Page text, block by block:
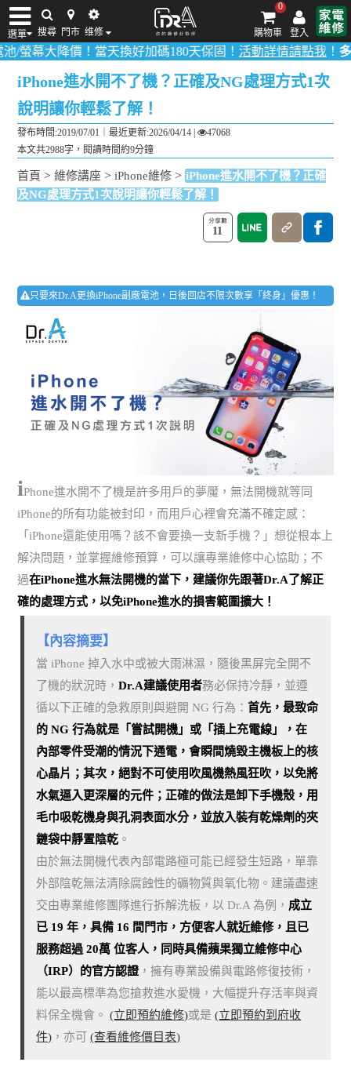
選單 搜尋 門市 维修 登入
0
購物車
iPhone維修/價格 筆電維修/價格 Android手機維修/價格 MacBook維修/價
！當天換好加碼180天保固！活動詳情請點我！多數品項0元
iPhone進水開不了機？正確及NG處理方式1次
說明讓你輕鬆了解！
發布時間:2019/07/01｜最近更新:2026/04/14 |
47068
本文共2988字，閱讀時間約9分鐘
首頁 >維修講座 >iPhone維修 > iPhone進水開不了機？正確
及NG處理方式1次說明讓你輕鬆了解！
11
只要來Dr.A更換iPhone副廠電池，日後回店不限次數享「終身」優惠！
iPhone進水開不了機是許多用戶的夢魘，無法開機就等同
iPhone的所有功能被封印，而用戶心裡會充滿不確定感：
「iPhone還能使用嗎？該不會要換一支新手機？」想從根本上
解決問題，並掌握維修預算，可以讓專業維修中心協助；不
過在iPhone進水無法開機的當下，建議你先跟著Dr.A了解正
確的處理方式，以免iPhone進水的損害範圍擴大！
【內容摘要】
當 iPhone 掉入水中或被大雨淋濕，隨後黑屏完全開不
了機的狀況時，Dr.A建議使用者務必保持冷靜，並遵
循以下正確的急救原則與避開 NG 行為：首先，最致命
的 NG 行為就是「嘗試開機」或「插上充電線」，在
內部零件受潮的情況下通電，會瞬間燒毀主機板上的核
心晶片；其次，絕對不可使用吹風機熱風狂吹，以免將
水氣逼入更深層的元件；正確的做法是卸下手機殼，用
毛巾吸乾機身與孔洞表面水分，並放入裝有乾燥劑的夾
鏈袋中靜置陰乾 。
由於無法開機代表內部電路極可能已經發生短路，單靠
外部陰乾無法清除腐蝕性的礦物質與氧化物。建議盡速
交由專業維修團隊進行拆解洗板，以 Dr.A 為例， 成立
已 19 年，具備 16 間門市，方便客人就近維修，且已
服務超過 20萬 位客人，同時具備蘋果獨立維修中心
（IRP）的官方認證，擁有專業設備與電路修復技術，
能以最高標準為您搶救進水愛機，大幅提升存活率與資
料保全機會。(立即預約維修)或是(立即預約到府收
件) ，亦可(查看維修價目表)